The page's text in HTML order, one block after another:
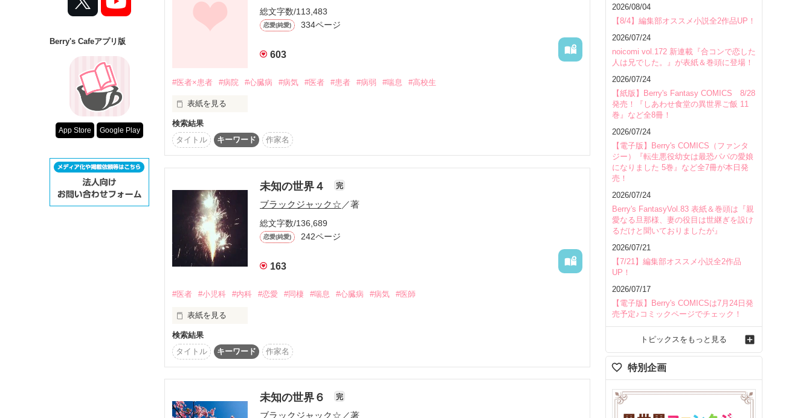
長編
中編 短編
スターツ出版小説投稿サイト合同企画「1話からの長編大賞」ベリーズカフェ会場
その他の条件
動画あり
難易度の高い移植手術。研修の指導医と幸治による手術により、かなは無事に移植手術を終えた…。
物語はそこから始まります。
作品を読む
総文字数/113,483
恋愛(純愛) 334ページ
603
#医者×患者 #病院 #心臓病 #病気 #医者 #患者 #病弱 #喘息 #高校生
表紙を見る
はじめまして
澪優です(●´ω｀●)
はじめての作品で
誤字脱字
たくさんあると思います(汗)
でも澪優なりに
一生懸命書きます
嬉しいです！
    2011年12月10日～2013年3月26日
葵翼様
＊マイメロ＊様
検索結果
タイトル
キーワード 作家名
未知の世界４ 完
ブラックジャック☆ ／著
総文字数/136,689
恋愛(純愛) 242ページ
163
#医者 #小児科 #内科 #恋愛 #同棲 #喘息 #心臓病 #病気 #医師
表紙を見る
孤児院で育った鈴木かなは、高校生の頃にひっかかった健康診断で、再検査のために病院へ行くと、喘
息のためきゅうきょ入院することになった。孤児院での繰り返される虐待が判明し、孤児院は潰れ、行
き場のなくなったかなは、人生に絶望していた。しかし、主治医の佐藤幸治との出会いにより、かなは
お話です☆是非、続きをどうぞ☆
検索結果
タイトル
キーワード 作家名
未知の世界６ 完
ブラックジャック☆／著
Berry's Cafeアプリ版
App Store Google Play
2026/08/04
【8/4】編集部オススメ小説全2作品UP！
2026/07/24
noicomi vol.172 新連載『合コンで恋した
人は兄でした。』が表紙＆巻頭に登場！
2026/07/24
【紙版】Berry's Fantasy COMICS 8/28
発売！『しあわせ食堂の異世界ご飯 11
巻』など全8冊！
2026/07/24
【電子版】Berry's COMICS（ファンタ
ジー）『転生悪役幼女は最恐パパの愛娘
になりました 5巻』など全7冊が本日発
売！
2026/07/24
Berry's FantasyVol.83 表紙＆巻頭は『親
愛なる旦那様、妻の役目は世継ぎを設け
るだけと聞いておりましたが』
2026/07/21
【7/21】編集部オススメ小説全2作品
UP！
2026/07/17
【電子版】Berry's COMICSは7月24日発
売予定♪コミックページでチェック！
トピックスをもっと見る
特別企画